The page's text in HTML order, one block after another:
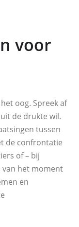
voor
oog. Spreek af
de drukte wil.
tussen
de confrontatie
of – bij
van het moment
en